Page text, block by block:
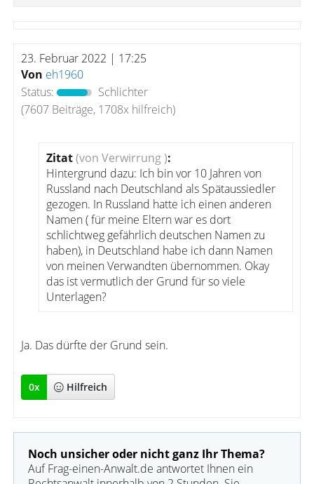
23. Februar 2022 | 17:25
Von eh1960
Status:
Schlichter
(7607 Beiträge, 1708x hilfreich)
Zitat(von Verwirrung ):
Hintergrund dazu: Ich bin vor 10 Jahren von
Russland nach Deutschland als Spätaussiedler
gezogen. In Russland hatte ich einen anderen
Namen ( für meine Eltern war es dort
schlichtweg gefährlich deutschen Namen zu
haben), in Deutschland habe ich dann Namen
von meinen Verwandten übernommen. Okay
das ist vermutlich der Grund für so viele
Unterlagen?
Ja. Das dürfte der Grund sein.
0x Hilfreich
Noch unsicher oder nicht ganz Ihr Thema?
Auf Frag-einen-Anwalt.de antwortet Ihnen ein